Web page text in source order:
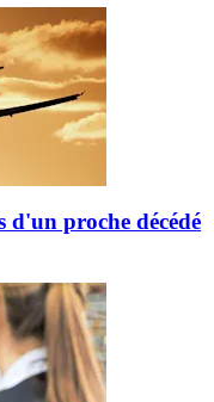
d'un proche décédé